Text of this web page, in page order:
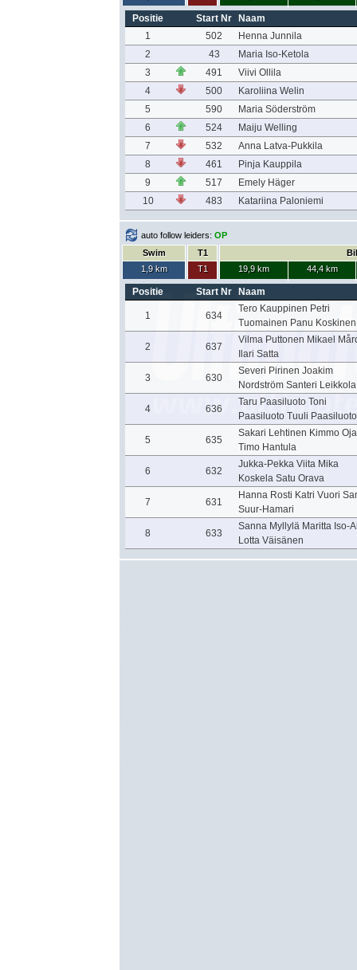
Positie Start Nr
Naam
1
502
Henna Junnila
2
43
Maria Iso-Ketola
3
491
Viivi Ollila
4
500
Karoliina Welin
5
590
Maria Söderström
6
524
Maiju Welling
7
532
Anna Latva-Pukkila
8
461
Pinja Kauppila
9
517
Emely Häger
10
483 Katariina Paloniemi
auto follow leiders: OP
Swim
1,9 km
T1
T1
19,9 km
44,4 km
Positie Start Nr Naam
1 634
Tero Kauppinen Petri
Tuomainen Panu Koskinen
2 637
Vilma Puttonen Mikael
Ilari Satta
3 630
Severi Pirinen Joakim
Nordström Santeri Leikkola
4 636
Taru Paasiluoto Toni
Paasiluoto Tuuli Paasiluoto
5 635
Sakari Lehtinen Kimmo
Timo Hantula
6 632
Jukka-Pekka Viita Mika
Koskela Satu Orava
7 631
Hanna Rosti Katri Vuori
Suur-Hamari
8 633
Sanna Myllylä Maritta Iso-
Lotta Väisänen